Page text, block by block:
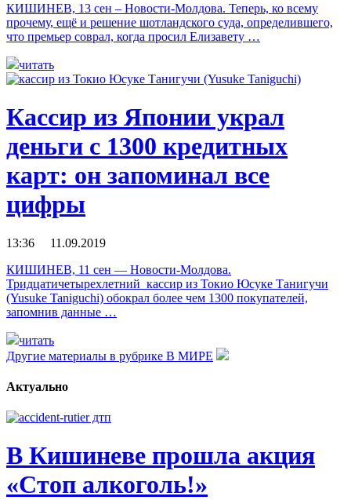
КИШИНЕВ, 13 сен – Новости-Молдова. Теперь, ко всему
прочему, ещё и решение шотландского суда, определившего,
что премьер соврал, когда просил Елизавету …
читать
Кассир из Японии украл
деньги с 1300 кредитных
карт: он запоминал все
цифры
13:36 11.09.2019
КИШИНЕВ, 11 сен — Новости-Молдова.
Тридцатичетырехлетний кассир из Токио Юсуке Танигучи
(Yusuke Taniguchi) обокрал более чем 1300 покупателей,
запомнив данные …
читать
Другие материалы в рубрике В МИРЕ
Актуально
В Кишиневе прошла акция
«Стоп алкоголь!»